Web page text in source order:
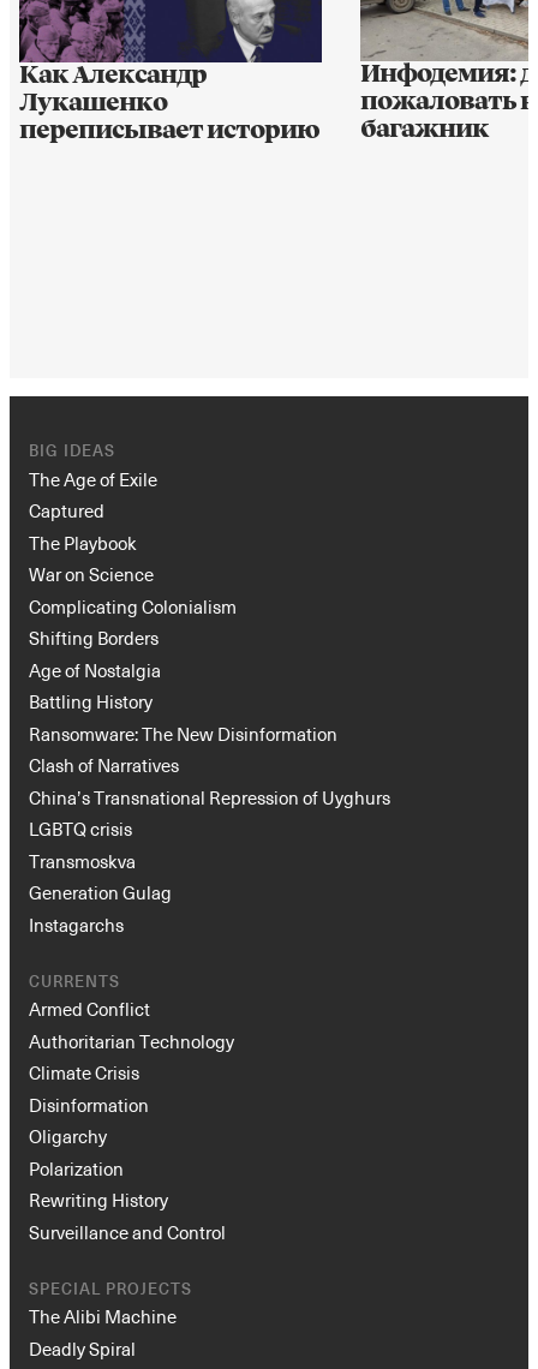
Как Александр
Лукашенко
переписывает историю
Инфодемия:
пожаловать в
багажник
BIG IDEAS
The Age of Exile
Captured
The Playbook
War on Science
Complicating Colonialism
Shifting Borders
Age of Nostalgia
Battling History
Ransomware: The New Disinformation
Clash of Narratives
China’s Transnational Repression of Uyghurs
LGBTQ crisis
Transmoskva
Generation Gulag
Instagarchs
CURRENTS
Armed Conflict
Authoritarian Technology
Climate Crisis
Disinformation
Oligarchy
Polarization
Rewriting History
Surveillance and Control
SPECIAL PROJECTS
The Alibi Machine
Deadly Spiral